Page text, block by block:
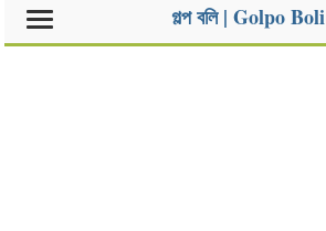
গল্প বলি | Golpo Boli